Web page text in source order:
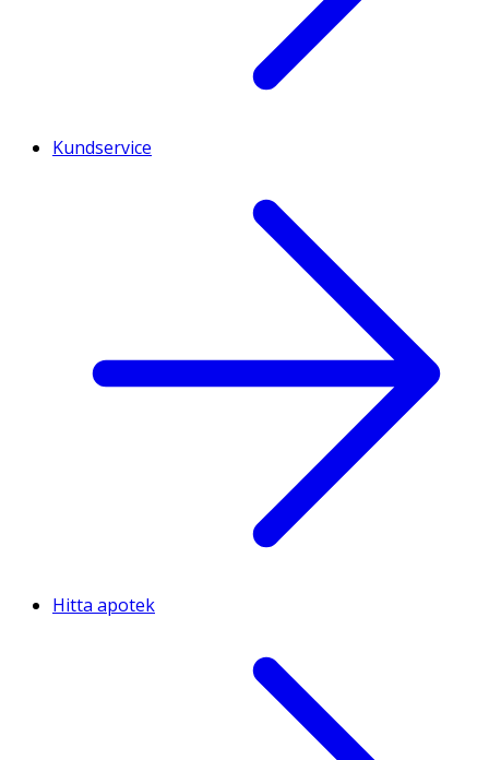
Kundservice
Hitta apotek